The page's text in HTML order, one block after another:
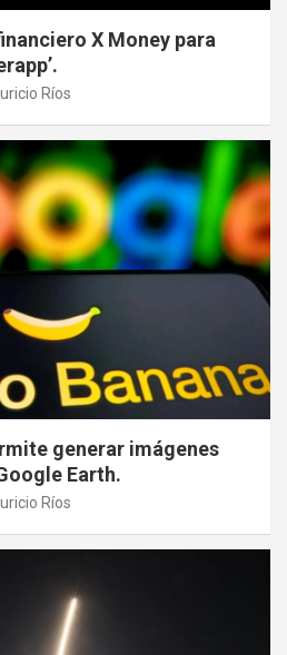
X Money para
Ríos
generar imágenes
Earth.
Ríos